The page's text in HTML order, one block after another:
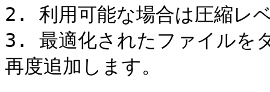
2. 利用可能な場合は圧縮レ
3. 最適化されたファイルを
再度追加します。